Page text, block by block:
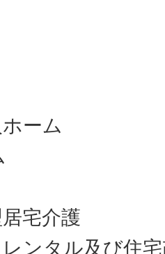
ーム
宅介護
ンタル及び住